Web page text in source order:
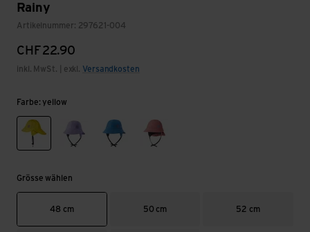
Rainy
Artikelnummer: 297621-004
CHF22.90
inkl. MwSt. | exkl. Versandkosten
Farbe: yellow
yellow blooming lilaccool bluerose blush
Grösse wählen
48 cm 50 cm 52 cm